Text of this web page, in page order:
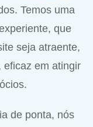
Temos uma
que
seja atraente,
eficaz em atingir
de ponta, nós